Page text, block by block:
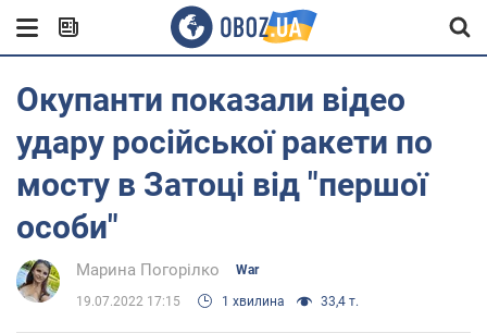
Окупанти показали відео
удару російської ракети по
мосту в Затоці від "першої
особи"
Марина Погорілко War
19.07.2022 17:15 1 хвилина 33,4 т.